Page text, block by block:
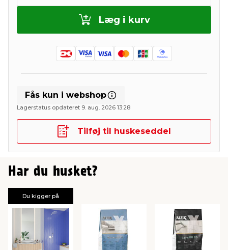
Læg i kurv
Fås kun i webshop
Lagerstatus opdateret 9. aug. 2026 13:28
Tilføj til huskeseddel
Har du husket?
Du kigger på